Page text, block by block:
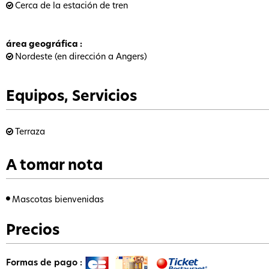
Cerca de la estación de tren
área geográfica :
Nordeste (en dirección a Angers)
Equipos, Servicios
Terraza
A tomar nota
Mascotas bienvenidas
Precios
Formas de pago :